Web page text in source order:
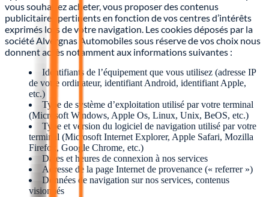
vous souhaitez acheter, vous proposer des contenus
publicitaires pertinents en fonction de vos centres d’intérêts
exprimés lors de votre navigation. Les cookies déposés par la
société Alvergnas Automobiles sous réserve de vos choix nous
donnent accès notamment aux informations suivantes :
Identifiants de l’équipement que vous utilisez (adresse IP
de votre ordinateur, identifiant Android, identifiant Apple,
etc.)
Type de système d’exploitation utilisé par votre terminal
(Microsoft Windows, Apple Os, Linux, Unix, BeOS, etc.)
Type et version du logiciel de navigation utilisé par votre
terminal (Microsoft Internet Explorer, Apple Safari, Mozilla
Firefox, Google Chrome, etc.)
Dates et heures de connexion à nos services
Adresse de la page Internet de provenance (« referrer »)
Données de navigation sur nos services, contenus
visionnés